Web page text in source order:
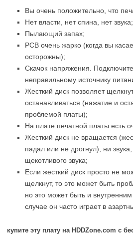
Вы очень положительно, что
Нет власти, нет спина, нет звука;
Пылающий запах;
PCB очень жарко (когда вы
осторожны);
Скачок напряжения. Подключите
неправильному источнику
Жесткий диск позволяет
останавливаться (нажатие и
проблемой платы);
На плате печатной платы есть
Жесткий диск не вращается
падал или не дрогнул), ни
щекотливого звука;
Если жесткий диск просто не
щелкнут, то это может быть
но это может быть и
случае он часто играет в
купите эту плату на HDDZone.com с